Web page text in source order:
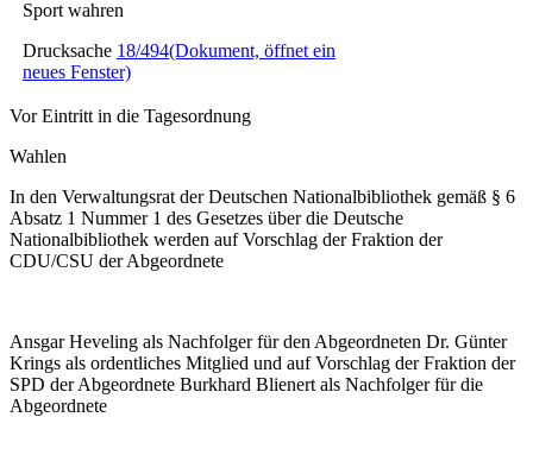
Sport wahren
Drucksache 18/494(Dokument, öffnet ein
neues Fenster)
Vor Eintritt in die Tagesordnung
Wahlen
In den Verwaltungsrat der Deutschen Nationalbibliothek gemäß § 6
Absatz 1 Nummer 1 des Gesetzes über die Deutsche
Nationalbibliothek werden auf Vorschlag der Fraktion der
CDU/CSU der Abgeordnete
Ansgar Heveling als Nachfolger für den Abgeordneten Dr. Günter
Krings als ordentliches Mitglied und auf Vorschlag der Fraktion der
SPD der Abgeordnete Burkhard Blienert als Nachfolger für die
Abgeordnete